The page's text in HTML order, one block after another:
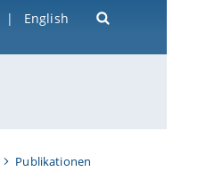
English
Publikationen